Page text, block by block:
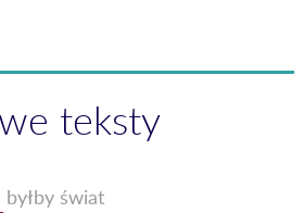
teksty
byłby świat